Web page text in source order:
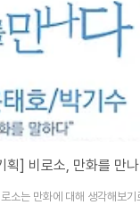
획] 비로소, 만화를 만
소는 만화에 대해 생각해보